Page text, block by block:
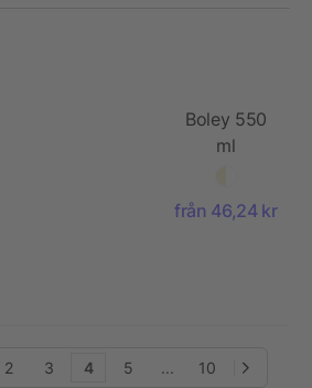
Boley 550
ml
från 46,24 kr
2 3 4 5 ... 10